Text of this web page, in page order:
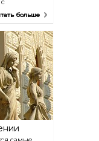
В
которая
больше